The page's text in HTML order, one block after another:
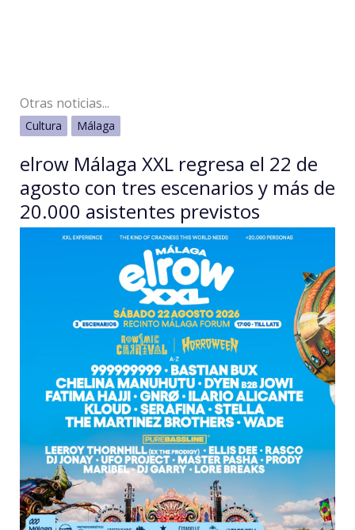
Otras noticias...
Cultura Málaga
elrow Málaga XXL regresa el 22 de
agosto con tres escenarios y más de
20.000 asistentes previstos